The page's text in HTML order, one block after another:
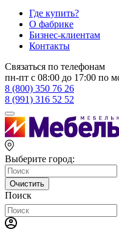
Где купить?
О фабрике
Бизнес-клиентам
Контакты
Связаться по телефонам
пн-пт с 08:00 до 17:00 по
8 (800) 350 76 26
8 (991) 316 52 52
Выберите город:
Очистить
Поиск